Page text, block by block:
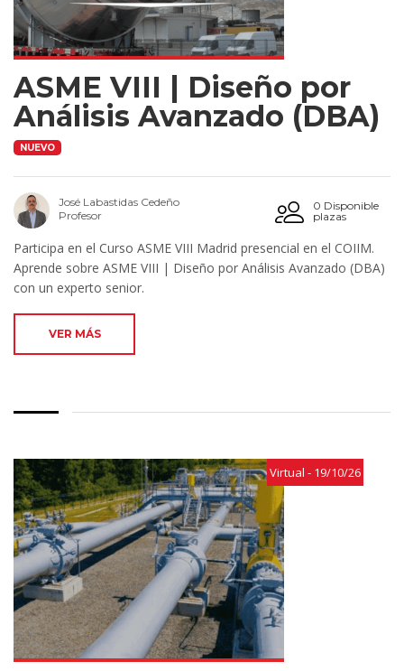
ASME VIII | Diseño por
Análisis Avanzado (DBA)
NUEVO
José Labastidas Cedeño
Profesor
0 Disponible
plazas
Participa en el Curso ASME VIII Madrid presencial en el COIIM.
Aprende sobre ASME VIII | Diseño por Análisis Avanzado (DBA)
con un experto senior.
VER MÁS
Virtual - 19/10/26